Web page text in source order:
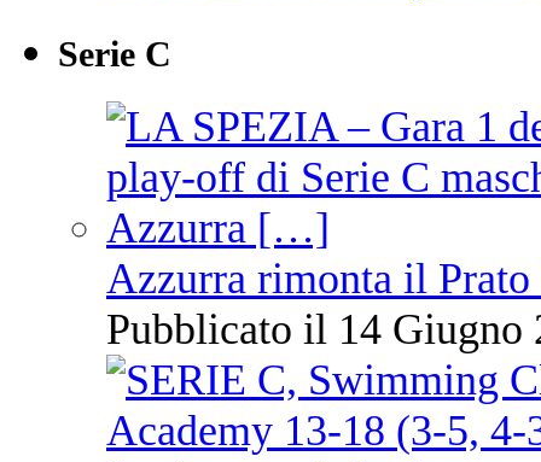
Serie C
Azzurra rimonta il Prato
Pubblicato il 14 Giugno